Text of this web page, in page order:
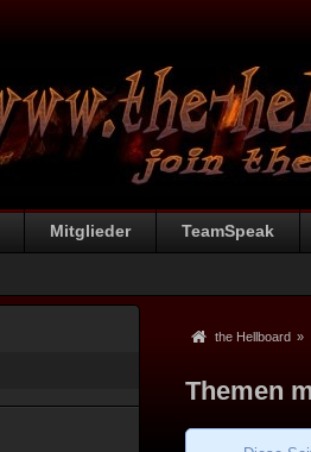
Mitglieder TeamSpeak
the Hellboard »
Themen